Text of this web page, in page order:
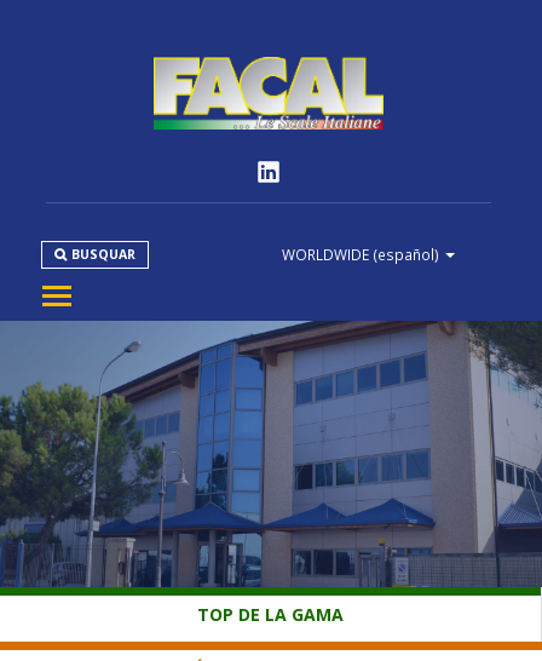
WORLDWIDE (español)
BUSQUAR
EMPRESA
PRODUCTOS
NORMATIVAS
MEDIA
DOWNLOAD
SERVICIO AL CLIENTE
TOP DE LA GAMA